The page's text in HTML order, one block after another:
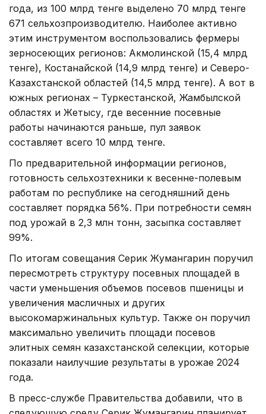
года, из 100 млрд тенге выделено 70 млрд тенге
671 сельхозпроизводителю. Наиболее активно
этим инструментом воспользовались фермеры
зерносеющих регионов: Акмолинской (15,4 млрд
тенге), Костанайской (14,9 млрд тенге) и Северо-
Казахстанской областей (14,5 млрд тенге). А вот в
южных регионах – Туркестанской, Жамбылской
областях и Жетысу, где весенние посевные
работы начинаются раньше, пул заявок
составляет всего 10 млрд тенге.
По предварительной информации регионов,
готовность сельхозтехники к весенне-полевым
работам по республике на сегодняшний день
составляет порядка 56%. При потребности семян
под урожай в 2,3 млн тонн, засыпка составляет
99%.
По итогам совещания Серик Жумангарин поручил
пересмотреть структуру посевных площадей в
части уменьшения объемов посевов пшеницы и
увеличения масличных и других
высокомаржинальных культур. Также он поручил
максимально увеличить площади посевов
элитных семян казахстанской селекции, которые
показали наилучшие результаты в урожае 2024
года.
В пресс-службе Правительства добавили, что в